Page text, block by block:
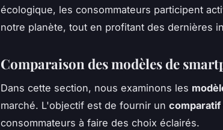
écologique, les consommateurs participent
notre planète, tout en profitant des dernières
Comparaison des modèles de
Dans cette section, nous examinons les
marché. L'objectif est de fournir un comparatif
consommateurs à faire des choix éclairés.